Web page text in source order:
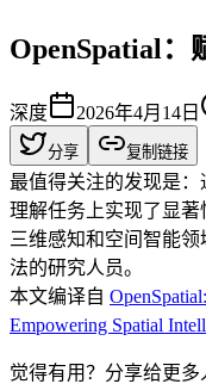
OpenSpatial：
深度 2026年4月14日
分享 复制链接
最值得关注的发现是
理解任务上实现了显著
三维感知和空间智能
法的研究人员。
本文编译自
Empowering Spatial
觉得有用？分享给更多